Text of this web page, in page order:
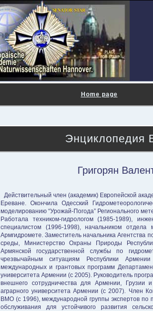
Home page
Энциклопедия
Григорян
Действительный член (академик) Европейской
Ереване. Oкончила Одесский
моделированию “Урожай-Погода” Регионального
Работала техником-гидрологом (1985-1989),
специалистом (1996-1998), начальником отдела
Армгидромете. Заместитель начальника Агентства
среды, Министерство Охраны Природы
Армянской государственной службы по
чрезвычайным ситуациям Республики
международных и грантовых программ
университета Армении (с 2005). Руководитель
внешнего сотрудничества для Армении, Грузии
аграрного университета Армении (с 2007). Член
ВМО (с 1996), международной группы экспертов по
обслуживания для устойчивого развития